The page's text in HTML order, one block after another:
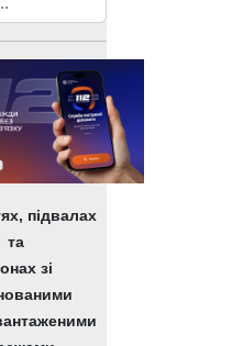
підвалах
та
зі